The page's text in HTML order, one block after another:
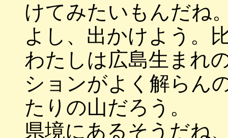
けてみたいもんだね
よし、出かけよう。
わたしは広島生まれ
ションがよく解らん
たりの山だろう。
県境にあるそうだね